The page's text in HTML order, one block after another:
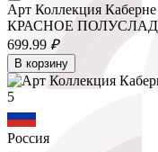
Арт Коллекция
КРАСНОЕ
699.99 ₽
В корзину
5
Россия